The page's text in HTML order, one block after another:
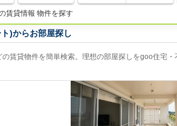
賃貸情報 物件を探す
)からお部屋探し
賃貸物件を簡単検索。理想の部屋探しをgoo住宅・